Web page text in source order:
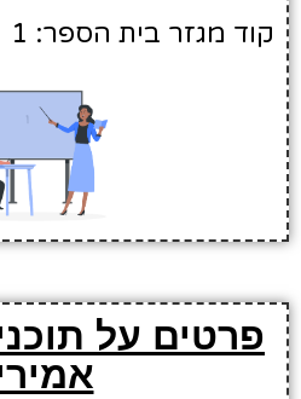
קוד מגזר בית הספר: 1
פרטים על